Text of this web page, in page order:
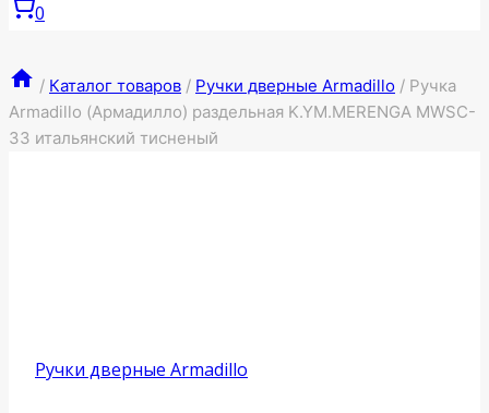
0
/ Каталог товаров / Ручки дверные Armadillo / Ручка
Armadillo (Армадилло) раздельная K.YM.MERENGA MWSC-
33 итальянский тисненый
Ручки дверные Armadillo